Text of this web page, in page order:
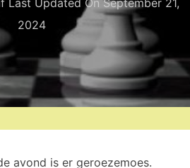
2024
avond is er geroezemoes.